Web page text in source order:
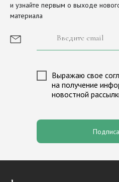
и узнайте первым о выходе
материала
Выражаю свое
на получение
новостной
О Фонде
История фонда